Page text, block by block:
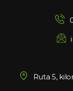
Ruta 5,